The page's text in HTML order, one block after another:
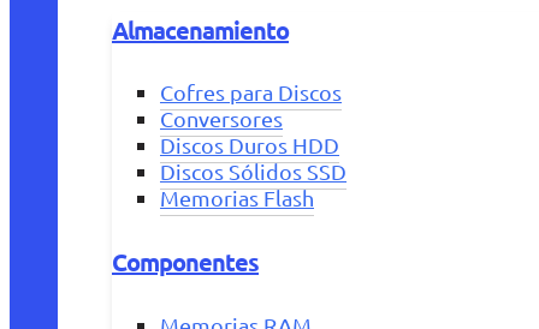
Almacenamiento
Cofres para Discos
Conversores
Discos Duros HDD
Discos Sólidos SSD
Memorias Flash
Componentes